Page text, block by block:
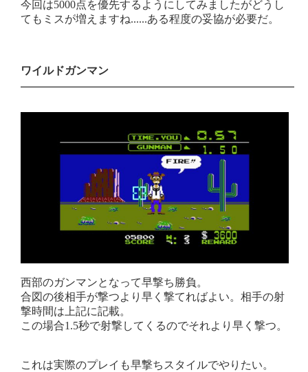
今回は5000点を優先するようにしてみましたがどうし
てもミスが増えますね......ある程度の妥協が必要だ。
ワイルドガンマン
西部のガンマンとなって早撃ち勝負。
合図の後相手が撃つより早く撃てればよい。相手の射
撃時間は上記に記載。
この場合1.5秒で射撃してくるのでそれより早く撃つ。
これは実際のプレイも早撃ちスタイルでやりたい。